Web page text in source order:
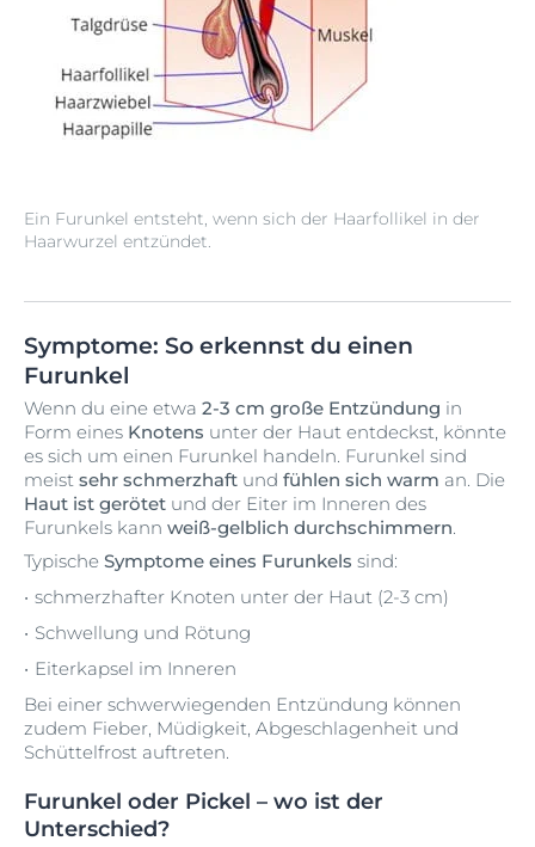
Ein Furunkel entsteht, wenn sich der Haarfollikel in der
Haarwurzel entzündet.
Symptome: So erkennst du einen
Furunkel
Wenn du eine etwa 2-3 cm große Entzündung in
Form eines Knotens unter der Haut entdeckst, könnte
es sich um einen Furunkel handeln. Furunkel sind
meist sehr schmerzhaft und fühlen sich warm an. Die
Haut ist gerötet und der Eiter im Inneren des
Furunkels kann weiß-gelblich durchschimmern.
Typische Symptome eines Furunkels sind:
schmerzhafter Knoten unter der Haut (2-3 cm)
Schwellung und Rötung
Eiterkapsel im Inneren
Bei einer schwerwiegenden Entzündung können
zudem Fieber, Müdigkeit, Abgeschlagenheit und
Schüttelfrost auftreten.
Furunkel oder Pickel – wo ist der
Unterschied?